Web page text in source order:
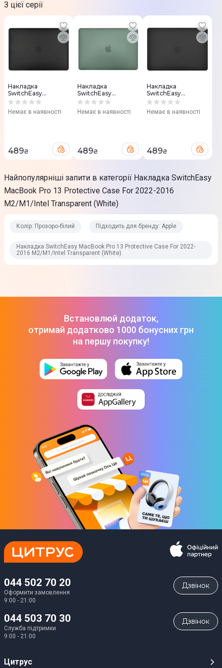
З цієї серії
Накладка
SwitchEasy
MacBook Pro 13
2022-2016
Немає в наявності
489₴
Накладка
SwitchEasy
MacBook Pro 13
2022-2016
Немає в наявності
489₴
Накладка
SwitchEasy
MacBook Pro 13
2022-2016
Немає в наявності
489₴
Найпопулярніші запити в категорії Накладка SwitchEasy
MacBook Pro 13 Protective Case For 2022-2016
M2/M1/Intel Transparent (White)
Колір: Прозоро-білий Підходить для бренду: Apple
Накладка SwitchEasy MacBook Pro 13 Protective Case For 2022-
2016 M2/M1/Intel Transparent (White)
Встановлюй додаток,
отримай додатково 1000 бонусних грн
на першу покупку!
044 502 70 20
Оформити замовлення
9:00 - 21:00
Дзвiнок
044 503 70 30
Служба підтримки
9:00 - 21:00
Дзвiнок
Цитрус